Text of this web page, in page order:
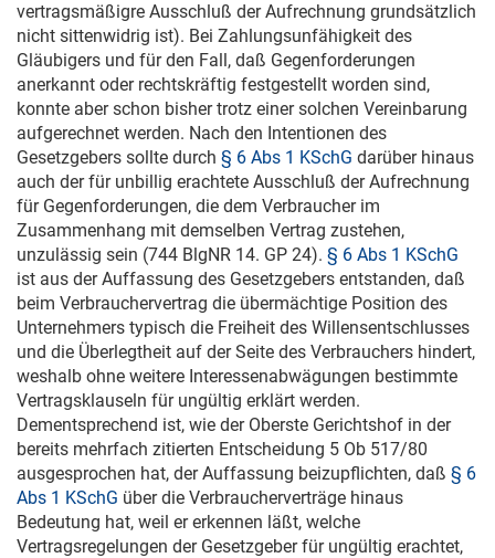
vertragsmäßigre Ausschluß der Aufrechnung grundsätzlich
nicht sittenwidrig ist). Bei Zahlungsunfähigkeit des
Gläubigers und für den Fall, daß Gegenforderungen
anerkannt oder rechtskräftig festgestellt worden sind,
konnte aber schon bisher trotz einer solchen Vereinbarung
aufgerechnet werden. Nach den Intentionen des
Gesetzgebers sollte durch § 6 Abs 1 KSchG darüber hinaus
auch der für unbillig erachtete Ausschluß der Aufrechnung
für Gegenforderungen, die dem Verbraucher im
Zusammenhang mit demselben Vertrag zustehen,
unzulässig sein (744 BlgNR 14. GP 24). § 6 Abs 1 KSchG
ist aus der Auffassung des Gesetzgebers entstanden, daß
beim Verbrauchervertrag die übermächtige Position des
Unternehmers typisch die Freiheit des Willensentschlusses
und die Überlegtheit auf der Seite des Verbrauchers hindert,
weshalb ohne weitere Interessenabwägungen bestimmte
Vertragsklauseln für ungültig erklärt werden.
Dementsprechend ist, wie der Oberste Gerichtshof in der
bereits mehrfach zitierten Entscheidung 5 Ob 517/80
ausgesprochen hat, der Auffassung beizupflichten, daß § 6
Abs 1 KSchG über die Verbraucherverträge hinaus
Bedeutung hat, weil er erkennen läßt, welche
Vertragsregelungen der Gesetzgeber für ungültig erachtet,